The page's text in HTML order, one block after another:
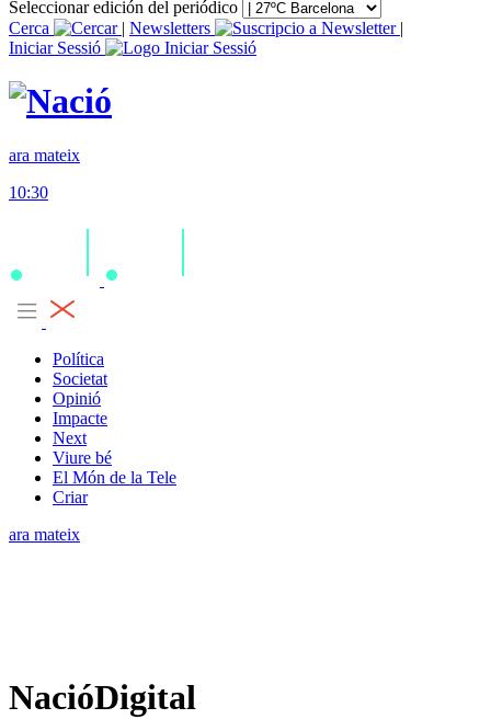
Seleccionar edición del periódico
Cerca
| Newsletters
|
Iniciar Sessió
ara mateix
10:30
Política
Societat
Opinió
Impacte
Next
Viure bé
El Món de la Tele
Criar
ara mateix
NacióDigital